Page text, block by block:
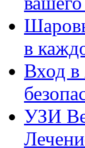
в
Вход в
УЗИ